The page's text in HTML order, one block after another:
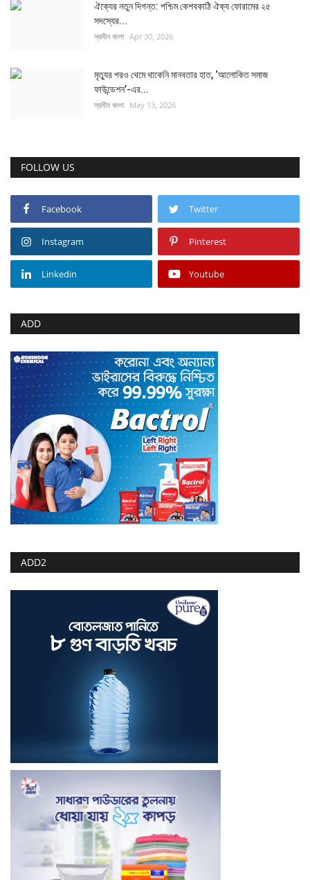
ঐক্যের নতুন দিগন্ত: পশ্চিম কেশবকাঠি ঐক্য ফোরামের ২৫
সদস্যের...
স্বাধীন বাংলা Apr 30, 2026
মৃত্যুর পরও থেমে থাকেনি মানবতার হাত, ‘আলোকিত সমাজ
ফাউন্ডেশন’-এর...
স্বাধীন বাংলা May 13, 2026
FOLLOW US
Facebook Twitter
Instagram Pinterest
Linkedin Youtube
ADD
ADD2